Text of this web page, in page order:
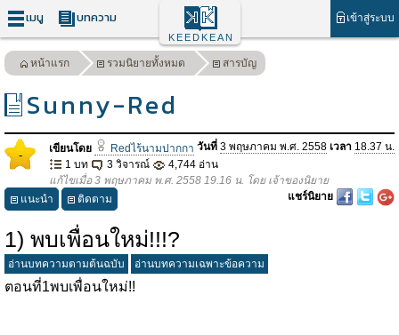
เมนู บทความ เข้าสู่ระบบ
KEEDKEAN
หน้าแรก รวมนิยายทั้งหมด สารบัญ
Sunny-Red
- เขียนโดย Redไร้นามปากกา วันที่ 3 พฤษภาคม พ.ศ. 2558 เวลา 18.37 น.
1 บท
3 วิจารณ์
4,744 อ่าน
แก้ไขเมื่อ 3 พฤษภาคม พ.ศ. 2558 19.16 น. โดย เจ้าของนิยาย
แนะนำ
ติดตาม แชร์นิยาย
1) พบเพื่อนใหม่!!!?
อ่านบทความตามต้นฉบับ อ่านบทความเฉพาะข้อความ
ตอนที่1พบเพื่อนใหม่!!